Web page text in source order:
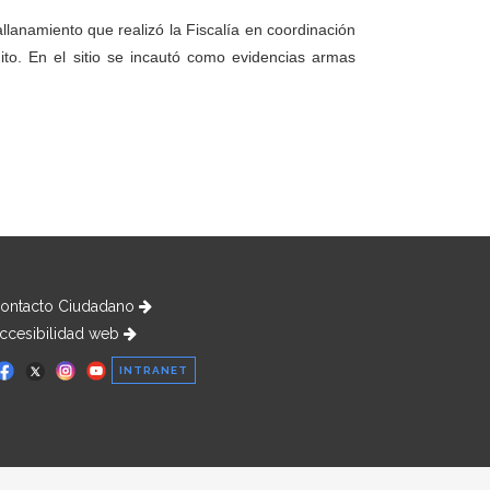
que realizó la Fiscalía en coordinación
En el sitio se incautó como evidencias armas
Ciudadano
web
INTRANET